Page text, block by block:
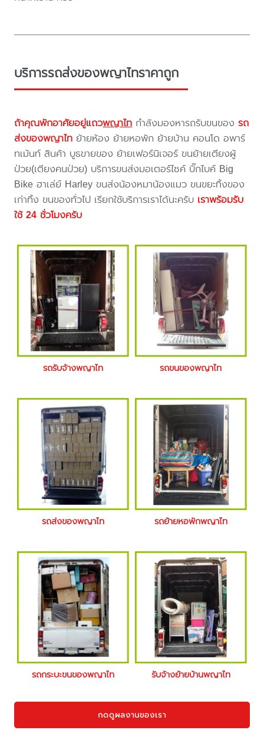
บริการรถส่งของพญาไทราคาถูก
ถ้าคุณพักอาศัยอยู่แถวพญาไท กำลังมองหารถรับขนของรถ
ส่งของพญาไท ย้ายห้อง ย้ายหอพัก ย้ายบ้าน คอนโด อพาร์
ทเม้นท์ สินค้า บูธขายของ ย้ายเฟอร์นิเจอร์ ขนย้ายเตียงผู้
ป่วย(เตียงคนป่วย) บริการขนส่งมอเตอร์ไซค์ บิ๊กไบค์ Big
Bike ฮาเล่ย์ Harley ขนส่งน้องหมาน้องแมว ขนขยะทิ้งของ
เก่าทิ้ง ขนของทั่วไป เรียกใช้บริการเราได้นะครับ เราพร้อมรับ
ใช้ 24 ชั่วโมงครับ
รถรับจ้างพญาไท รถขนของพญาไท
รถส่งของพญาไท รถย้ายหอพักพญาไท
รถกระบะขนของพญาไท รับจ้างย้ายบ้านพญาไท
กดดูผลงานของเรา